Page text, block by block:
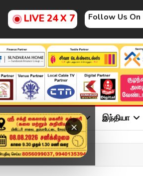
LIVE 24 X 7 Follow Us On
×
அரசியல் விளையாட்டு இந்தியா